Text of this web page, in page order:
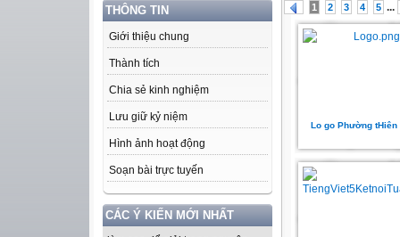
THÔNG TIN
Giới thiệu chung
Thành tích
Chia sẻ kinh nghiệm
Lưu giữ kỷ niệm
Hình ảnh hoạt động
Soạn bài trực tuyến
CÁC Ý KIẾN MỚI NHẤT
1 2 3 4 5 ...
Lo go Phường tHiên